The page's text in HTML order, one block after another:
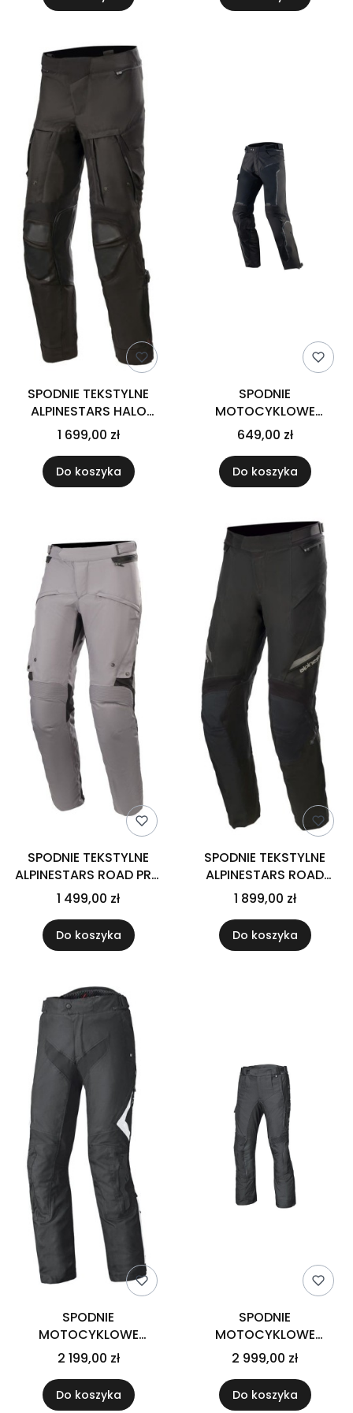
SPODNIE TEKSTYLNE
ALPINESTARS HALO
DRYSTAR BLACK/BLACK
1 699,00 zł
Do koszyka
SPODNIE
MOTOCYKLOWE
TEKSTYLNE REBELHORN
HIFLOW 4 BLACK 5XL
649,00 zł
Do koszyka
SPODNIE TEKSTYLNE
ALPINESTARS ROAD PRO
GORE-TEX DARK
GREY/BLACK
1 499,00 zł
Do koszyka
SPODNIE TEKSTYLNE
ALPINESTARS ROAD
TECH GORE-TEX
BLACK/BLACK
1 899,00 zł
Do koszyka
SPODNIE
MOTOCYKLOWE
TEKSTYLNE HELD TELLI
[GORE-TEX] BLACK
WHITE STOCKY
2 199,00 zł
Do koszyka
SPODNIE
MOTOCYKLOWE
TEKSTYLNE HELD TORNO
EVO [GORE-TEX] BLACK
2 999,00 zł
Do koszyka